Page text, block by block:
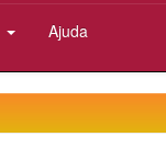
Ajuda